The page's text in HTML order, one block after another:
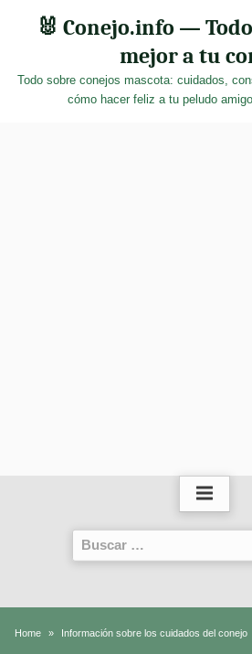
🐰 Conejo.info —
mejor a tu
Todo sobre conejos mascota: cuidados,
cómo hacer feliz a tu peludo
Buscar:
Home Información sobre los cuidados del conejo